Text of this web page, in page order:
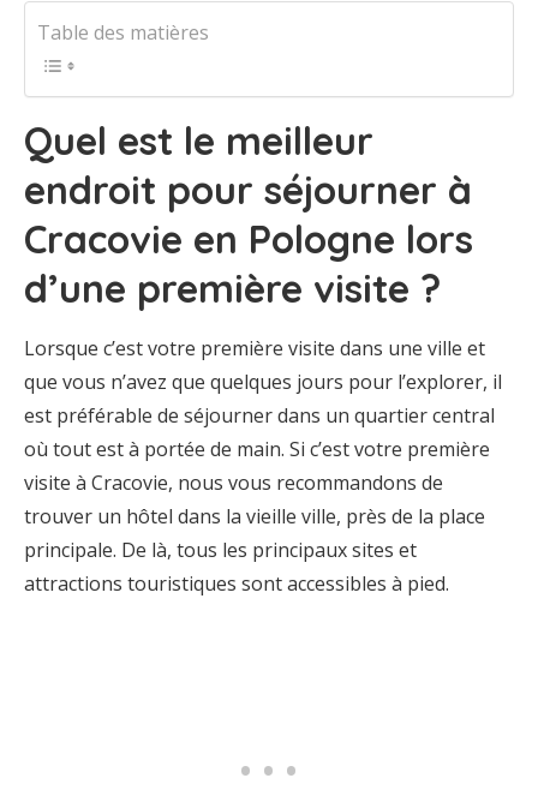
Table des matières
Quel est le meilleur
endroit pour séjourner à
Cracovie en Pologne lors
d’une première visite ?
Lorsque c’est votre première visite dans une ville et
que vous n’avez que quelques jours pour l’explorer, il
est préférable de séjourner dans un quartier central
où tout est à portée de main. Si c’est votre première
visite à Cracovie, nous vous recommandons de
trouver un hôtel dans la vieille ville, près de la place
principale. De là, tous les principaux sites et
attractions touristiques sont accessibles à pied.